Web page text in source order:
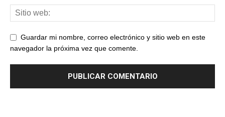
Guardar mi nombre, correo electrónico y sitio web en este
navegador la próxima vez que comente.